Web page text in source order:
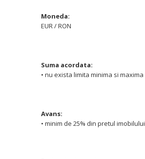
Moneda:
EUR / RON
Suma acordata:
• nu exista limita minima si maxima
Avans:
• minim de 25% din pretul imobilului